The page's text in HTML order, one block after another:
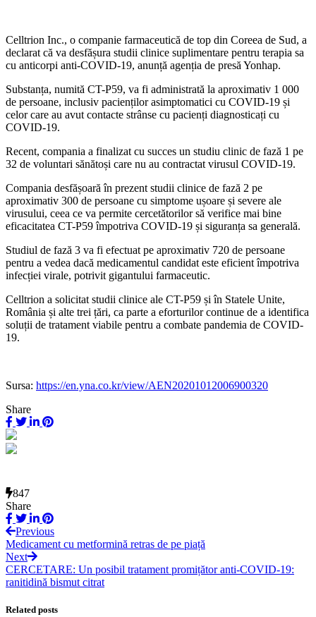
Celltrion Inc., o companie farmaceutică de top din Coreea de Sud, a
declarat că va desfășura studii clinice suplimentare pentru terapia sa
cu anticorpi anti-COVID-19, anunță agenția de presă Yonhap.
Substanța, numită CT-P59, va fi administrată la aproximativ 1 000
de persoane, inclusiv pacienților asimptomatici cu COVID-19 și
celor care au avut contacte strânse cu pacienți diagnosticați cu
COVID-19.
Recent, compania a finalizat cu succes un studiu clinic de fază 1 pe
32 de voluntari sănătoși care nu au contractat virusul COVID-19.
Compania desfășoară în prezent studii clinice de fază 2 pe
aproximativ 300 de persoane cu simptome ușoare și severe ale
virusului, ceea ce va permite cercetătorilor să verifice mai bine
eficacitatea CT-P59 împotriva COVID-19 și siguranța sa generală.
Studiul de fază 3 va fi efectuat pe aproximativ 720 de persoane
pentru a vedea dacă medicamentul candidat este eficient împotriva
infecției virale, potrivit gigantului farmaceutic.
Celltrion a solicitat studii clinice ale CT-P59 și în Statele Unite,
România și alte trei țări, ca parte a eforturilor continue de a identifica
soluții de tratament viabile pentru a combate pandemia de COVID-
19.
Sursa: https://en.yna.co.kr/view/AEN20201012006900320
Share
847
Share
Previous
Medicament cu metformină retras de pe piață
Next
CERCETARE: Un posibil tratament promițător anti-COVID-19:
ranitidină bismut citrat
Related posts